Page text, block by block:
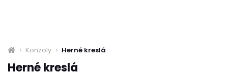
Konzoly Herné kreslá
Herné kreslá